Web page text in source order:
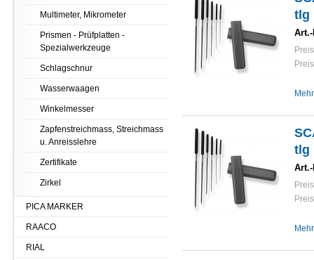
tlg
Art.-
tlg
Art.-
Multimeter, Mikrometer
Prismen - Prüfplatten -
Spezialwerkzeuge
Schlagschnur
Wasserwaagen
Winkelmesser
Zapfenstreichmass, Streichmass
u. Anreisslehre
Zertifikate
Zirkel
PICA MARKER
RAACO
RIAL